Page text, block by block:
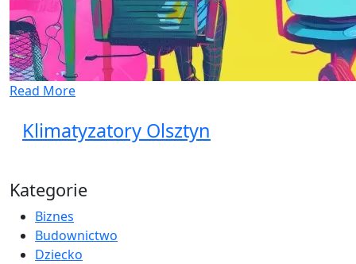
Read More
Klimatyzatory Olsztyn
Kategorie
Biznes
Budownictwo
Dziecko